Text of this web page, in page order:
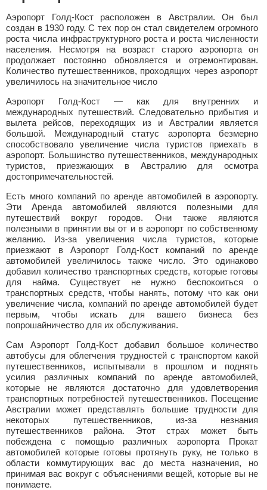
Аэропорт Голд-Кост расположен в Австралии. Он был
создан в 1930 году. С тех пор он стал свидетелем огромного
роста числа инфраструктурного роста и роста численности
населения. Несмотря на возраст старого аэропорта он
продолжает постоянно обновляется и отремонтирован.
Количество путешественников, проходящих через аэропорт
увеличилось на значительное число
Аэропорт Голд-Кост — как для внутренних и
международных путешествий. Следовательно прибытия и
вылета рейсов, переходящих из и Австралии является
большой. Международный статус аэропорта безмерно
способствовало увеличение числа туристов приехать в
аэропорт. Большинство путешественников, международных
туристов, приезжающих в Австралию для осмотра
достопримечательностей.
Есть много компаний по аренде автомобилей в аэропорту.
Эти Аренда автомобилей являются полезными для
путешествий вокруг городов. Они также являются
полезными в принятии вы от и в аэропорт по собственному
желанию. Из-за увеличения числа туристов, которые
приезжают в Аэропорт Голд-Кост компаний по аренде
автомобилей увеличилось также число. Это одинаково
добавил количество транспортных средств, которые готовы
для найма. Существует не нужно беспокоиться о
транспортных средств, чтобы нанять, потому что как они
увеличение числа, компаний по аренде автомобилей будет
первым, чтобы искать для вашего бизнеса без
попрошайничество для их обслуживания.
Сам Аэропорт Голд-Кост добавил большое количество
автобусы для облегчения трудностей с транспортом какой
путешественников, испытывали в прошлом и поднять
усилия различных компаний по аренде автомобилей,
которые не являются достаточно для удовлетворения
транспортных потребностей путешественников. Посещение
Австралии может представлять большие трудности для
некоторых путешественников, из-за незнания
путешественников района. Этот страх может быть
побеждена с помощью различных аэропорта Прокат
автомобилей которые готовы протянуть руку, не только в
области коммутирующих вас до места назначения, но
принимая вас вокруг с объяснениями вещей, которые вы не
понимаете.